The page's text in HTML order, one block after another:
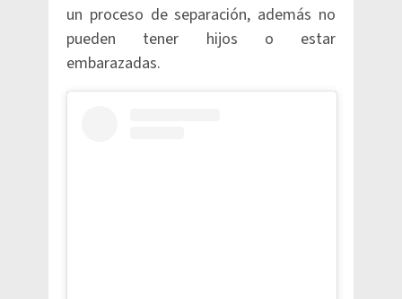
un proceso de separación, además no
pueden tener hijos o estar
embarazadas.